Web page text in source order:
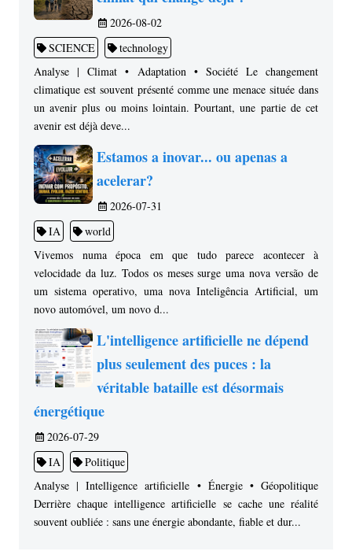
2026-08-02
SCIENCE
technology
Analyse | Climat • Adaptation • Société Le changement
climatique est souvent présenté comme une menace située dans
un avenir plus ou moins lointain. Pourtant, une partie de cet
avenir est déjà deve...
Estamos a inovar... ou apenas a
acelerar?
2026-07-31
IA
world
Vivemos numa época em que tudo parece acontecer à
velocidade da luz. Todos os meses surge uma nova versão de
um sistema operativo, uma nova Inteligência Artificial, um
novo automóvel, um novo d...
L'intelligence artificielle ne dépend
plus seulement des puces : la
véritable bataille est désormais
énergétique
2026-07-29
IA
Politique
Analyse | Intelligence artificielle • Énergie • Géopolitique
Derrière chaque intelligence artificielle se cache une réalité
souvent oubliée : sans une énergie abondante, fiable et dur...